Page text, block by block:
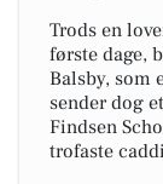
Trods en
første dage,
Balsby, som
sender dog
Findsen
trofaste